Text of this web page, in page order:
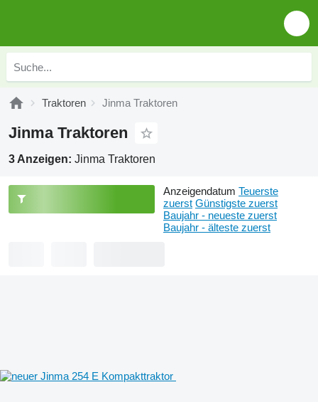
Traktoren Jinma Traktoren
Jinma Traktoren
3 Anzeigen: Jinma Traktoren
Anzeigendatum Teuerste
zuerst Günstigste zuerst
Baujahr - neueste zuerst
Baujahr - älteste zuerst